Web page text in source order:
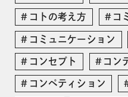
コトの考え方 コ
コミュニケーション
コンセプト コン
コンペティション